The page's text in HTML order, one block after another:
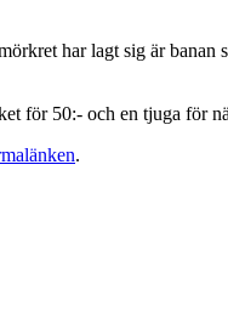
har lagt sig är
för 50:- och en tjuga för
.